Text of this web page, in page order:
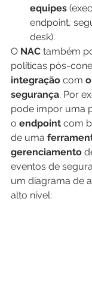
equipes
endpoint,
desk).
O NAC também
políticas pós-
integração com
segurança. Por
pode impor uma
o endpoint com
de uma
gerenciamento
eventos de
um diagrama de
alto nível: